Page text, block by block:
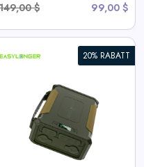
149,00 $
99,00 $
20% RABATT